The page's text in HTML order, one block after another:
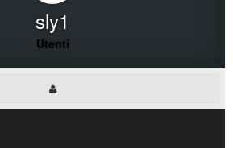
sly1
Utenti